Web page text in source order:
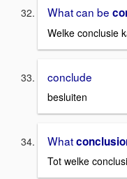
What can be
Welke conclusie
conclude
besluiten
What
Tot welke